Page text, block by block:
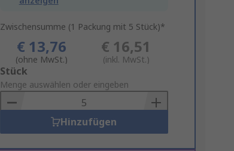
Zwischensumme (1 Packung mit 5 Stück)*
€ 13,76
(ohne MwSt.)
€ 16,51
(inkl. MwSt.)
Add
to
Basket
Stück
Menge auswählen oder eingeben
Hinzufügen